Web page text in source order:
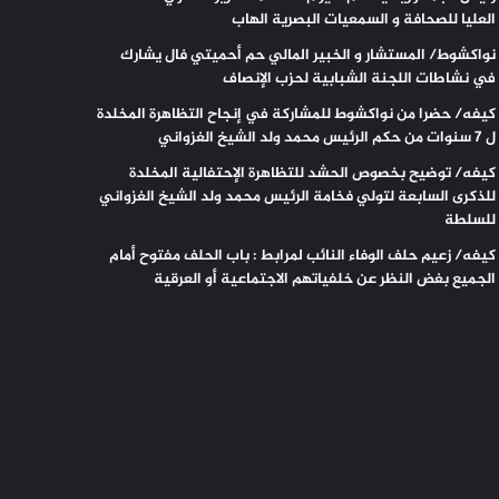
العليا للصحافة و السمعيات البصرية الهاب
نواكشوط/ المستشار و الخبير المالي حم أحميتي فال يشارك
في نشاطات اللجنة الشبابية لحزب الإنصاف
كيفه/ حضرا من نواكشوط للمشاركة في إنجاح التظاهرة المخلدة
ل 7 سنوات من حكم الرئيس محمد ولد الشيخ الغزواني
كيفه/ توضيح بخصوص الحشد للتظاهرة الإحتفالية المخلدة
للذكرى السابعة لتولي فخامة الرئيس محمد ولد الشيخ الغزواني
للسلطة
كيفه/ زعيم حلف الوفاء النائب لمرابط : باب الحلف مفتوح أمام
الجميع بغض النظر عن خلفياتهم الاجتماعية أو العرقية